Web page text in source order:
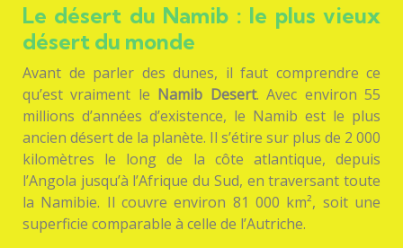
Le désert du Namib : le plus vieux
désert du monde
Avant de parler des dunes, il faut comprendre ce
qu’est vraiment le Namib Desert. Avec environ 55
millions d’années d’existence, le Namib est le plus
ancien désert de la planète. Il s’étire sur plus de 2 000
kilomètres le long de la côte atlantique, depuis
l’Angola jusqu’à l’Afrique du Sud, en traversant toute
la Namibie. Il couvre environ 81 000 km², soit une
superficie comparable à celle de l’Autriche.